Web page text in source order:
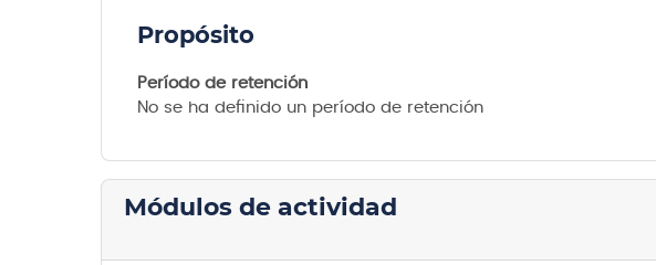
Propósito
Período de retención
No se ha definido un período de retención
Módulos de actividad